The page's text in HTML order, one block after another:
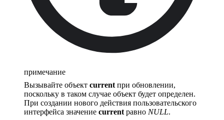
примечание
Вызывайте объект current при обновлении,
поскольку в таком случае объект будет определен.
При создании нового действия пользовательского
интерфейса значение current равно NULL.